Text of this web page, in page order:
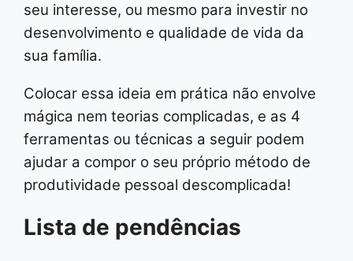
seu interesse, ou mesmo para investir no
desenvolvimento e qualidade de vida da
sua família.
Colocar essa ideia em prática não envolve
mágica nem teorias complicadas, e as 4
ferramentas ou técnicas a seguir podem
ajudar a compor o seu próprio método de
produtividade pessoal descomplicada!
Lista de pendências